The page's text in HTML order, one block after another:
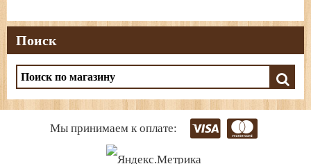
Поиск
Мы принимаем к оплате: